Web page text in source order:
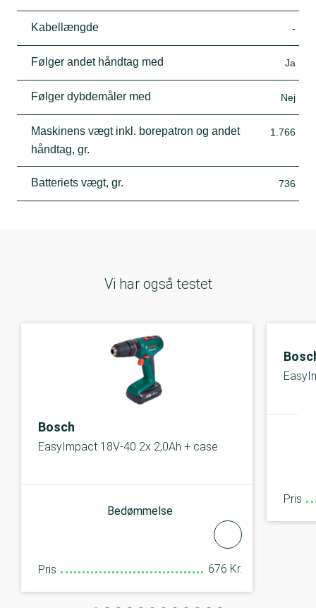
Kabellængde -
Følger andet håndtag med Ja
Følger dybdemåler med Nej
Maskinens vægt inkl. borepatron og andet
håndtag, gr.
1.766
Batteriets vægt, gr. 736
Vi har også testet
Bosch
EasyImpact 18V-40 2x 2,0Ah + case
Bedømmelse
Pris 676 Kr.
Pris